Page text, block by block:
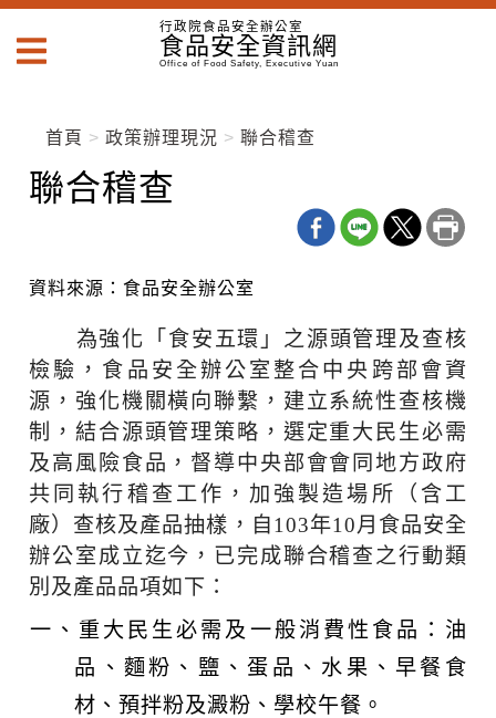
跳
到
主
block
到
主
行政院食品安全辦公室
食品安全資訊網
Office of Food Safety, Executive Yuan
首頁 政策辦理現況 聯合稽查
聯合稽查
資料來源：食品安全辦公室
為強化「食安五環」之源頭管理及查核
檢驗，食品安全辦公室整合中央跨部會資
源，強化機關橫向聯繫，建立系統性查核機
制，結合源頭管理策略，選定重大民生必需
及高風險食品，督導中央部會會同地方政府
共同執行稽查工作，加強製造場所（含工
廠）查核及產品抽樣，自103年10月食品安全
辦公室成立迄今，已完成聯合稽查之行動類
別及產品品項如下：
重大民生必需及一般消費性食品：油
品、麵粉、鹽、蛋品、水果、早餐食
材、預拌粉及澱粉、學校午餐。